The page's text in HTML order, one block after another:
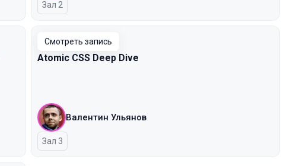
Зал 2
Смотреть запись
Atomic CSS Deep Dive
Валентин Ульянов
Зал 3